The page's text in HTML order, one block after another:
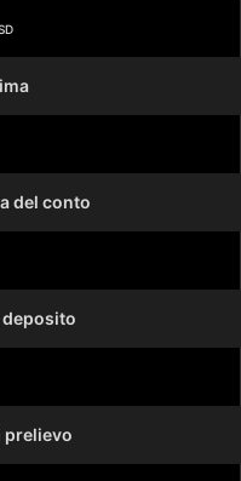
del conto
prelievo